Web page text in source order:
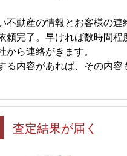
不動産の情報とお客様の連
頼完了。早ければ数時間程
から連絡がきます。
る内容があれば、その内容
査定結果が届く